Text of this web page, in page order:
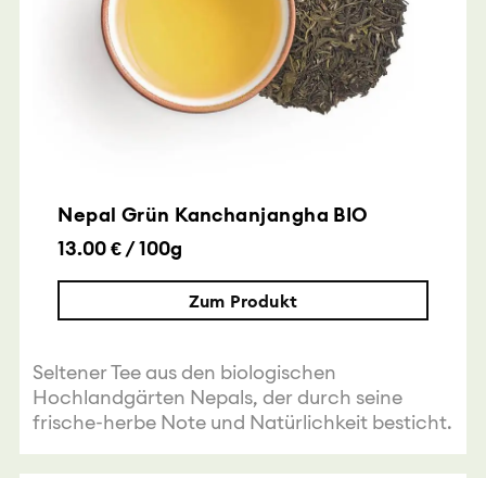
Nepal Grün Kanchanjangha BIO
13.00 € / 100g
Zum Produkt
Seltener Tee aus den biologischen
Hochlandgärten Nepals, der durch seine
frische-herbe Note und Natürlichkeit besticht.